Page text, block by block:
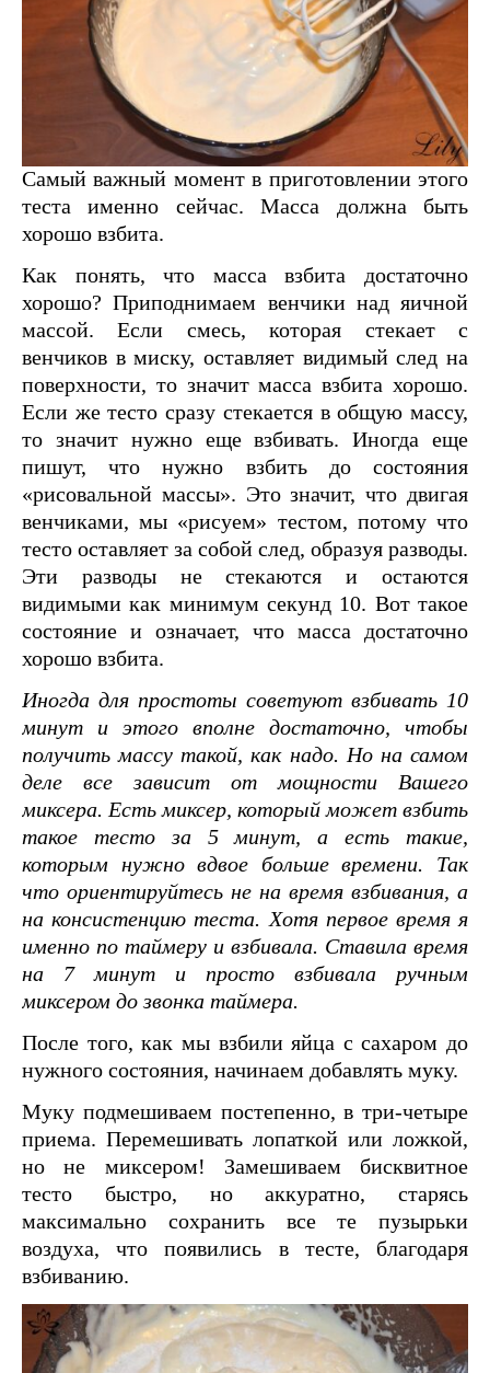
Самый важный момент в приготовлении этого
теста именно сейчас. Масса должна быть
хорошо взбита.
Как понять, что масса взбита достаточно
хорошо? Приподнимаем венчики над яичной
массой. Если смесь, которая стекает с
венчиков в миску, оставляет видимый след на
поверхности, то значит масса взбита хорошо.
Если же тесто сразу стекается в общую массу,
то значит нужно еще взбивать. Иногда еще
пишут, что нужно взбить до состояния
«рисовальной массы». Это значит, что двигая
венчиками, мы «рисуем» тестом, потому что
тесто оставляет за собой след, образуя разводы.
Эти разводы не стекаются и остаются
видимыми как минимум секунд 10. Вот такое
состояние и означает, что масса достаточно
хорошо взбита.
Иногда для простоты советуют взбивать 10
минут и этого вполне достаточно, чтобы
получить массу такой, как надо. Но на самом
деле все зависит от мощности Вашего
миксера. Есть миксер, который может взбить
такое тесто за 5 минут, а есть такие,
которым нужно вдвое больше времени. Так
что ориентируйтесь не на время взбивания, а
на консистенцию теста. Хотя первое время я
именно по таймеру и взбивала. Ставила время
на 7 минут и просто взбивала ручным
миксером до звонка таймера.
После того, как мы взбили яйца с сахаром до
нужного состояния, начинаем добавлять муку.
Муку подмешиваем постепенно, в три-четыре
приема. Перемешивать лопаткой или ложкой,
но не миксером! Замешиваем бисквитное
тесто быстро, но аккуратно, старясь
максимально сохранить все те пузырьки
воздуха, что появились в тесте, благодаря
взбиванию.